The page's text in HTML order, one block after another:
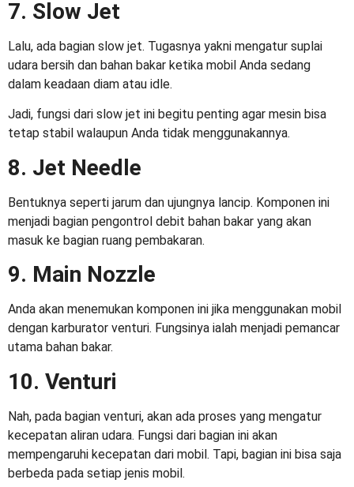
7. Slow Jet
Lalu, ada bagian slow jet. Tugasnya yakni mengatur suplai
udara bersih dan bahan bakar ketika mobil Anda sedang
dalam keadaan diam atau idle.
Jadi, fungsi dari slow jet ini begitu penting agar mesin bisa
tetap stabil walaupun Anda tidak menggunakannya.
8. Jet Needle
Bentuknya seperti jarum dan ujungnya lancip. Komponen ini
menjadi bagian pengontrol debit bahan bakar yang akan
masuk ke bagian ruang pembakaran.
9. Main Nozzle
Anda akan menemukan komponen ini jika menggunakan mobil
dengan karburator venturi. Fungsinya ialah menjadi pemancar
utama bahan bakar.
10. Venturi
Nah, pada bagian venturi, akan ada proses yang mengatur
kecepatan aliran udara. Fungsi dari bagian ini akan
mempengaruhi kecepatan dari mobil. Tapi, bagian ini bisa saja
berbeda pada setiap jenis mobil.